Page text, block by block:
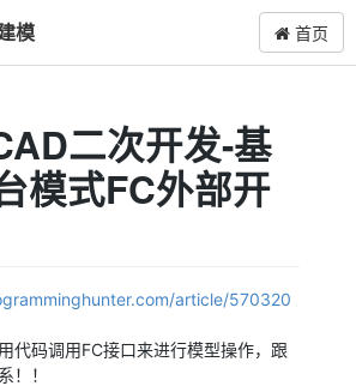
模 首页
二次开发-基
模式FC外部开
article/570320
代码调用FC接口来进行模型操作，跟
！！